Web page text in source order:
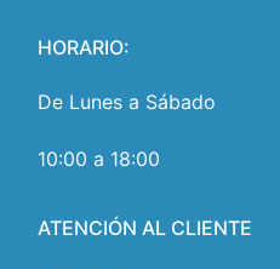
HORARIO:
De Lunes a Sábado
10:00 a 18:00
ATENCIÓN AL CLIENTE